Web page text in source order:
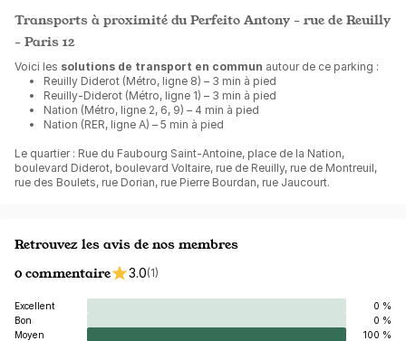
Transports à proximité du Perfeito Antony - rue de Reuilly
- Paris 12
Voici les solutions de transport en commun autour de ce parking :
Reuilly Diderot (Métro, ligne 8) – 3 min à pied
Reuilly-Diderot (Métro, ligne 1) – 3 min à pied
Nation (Métro, ligne 2, 6, 9) – 4 min à pied
Nation (RER, ligne A) – 5 min à pied
Le quartier : Rue du Faubourg Saint-Antoine, place de la Nation,
boulevard Diderot, boulevard Voltaire, rue de Reuilly, rue de Montreuil,
rue des Boulets, rue Dorian, rue Pierre Bourdan, rue Jaucourt.
Retrouvez les avis de nos membres
0 commentaire
3.0(1)
Excellent
0 %
Bon
0 %
Moyen
100 %